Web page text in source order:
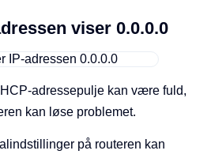
viser 0.0.0.0
adressepulje kan være fuld,
kan løse problemet.
på routeren kan